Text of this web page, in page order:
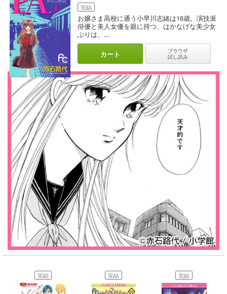
完結
お嬢さま高校に通う小早川志緒は16歳。演技派
俳優と美人女優を親に持つ、はかなげな美少女
ぶりは、...
カート
ブラウザ
試し読み
完結 完結 完結